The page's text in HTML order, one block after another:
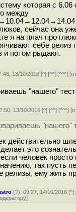
которая с 6.06
между
сейчас она
я на плач про
себе релиз
и потом рыдают.
13/10/2016 [^] [^^] [^^^] [
"нашего"
13/10/2016 [^] [^^] [^^^] [
"нашего"
действительно
это
если человек просто
так пусть
релизы, ему жить
(?), 09:27, 14/10/2016 [^]
]